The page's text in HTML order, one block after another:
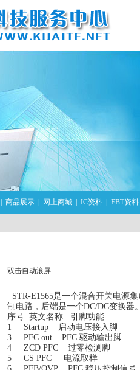
商品展示 网上商城 IC资料 FBT资料
双击自动滚屏
STR-E1565是一个混合开关电源
制电路，后端是一个DC/DC变换器
序号 英文名称 引脚功
1 Startup 启动电压接
3 PFC out PFC 驱动
4 ZCD PFC 过零检
5 CS PFC 电流取